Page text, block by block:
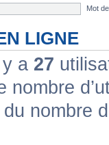
Mot
LIGNE
a 27
nombre
nombre